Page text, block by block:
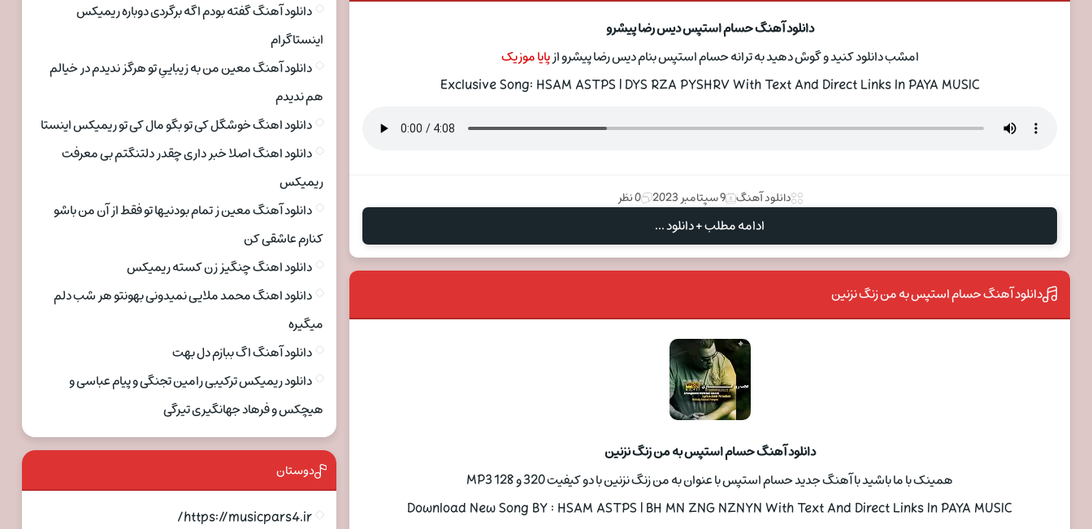
دانلود آهنگ حسام استپس دیس رضا پیشرو
امشب دانلود کنید و گوش دهید به ترانه حسام استپس بنام دیس رضا پیشرو ازپایا موزیک
Exclusive Song: HSAM ASTPS | DYS RZA PYSHRV With Text And Direct Links In PAYA MUSIC
دانلود آهنگ 9 سپتامبر 2023 0 نظر
ادامه مطلب + دانلود ...
دانلود آهنگ حسام استپس به من زنگ نزنین
دانلود آهنگ حسام استپس به من زنگ نزنین
همینک با ما باشید با آهنگ جدید حسام استپس با عنوان به من زنگ نزنین با دو کیفیت 320 و 128 MP3
Download New Song BY : HSAM ASTPS | BH MN ZNG NZNYN With Text And Direct Links In PAYA MUSIC
دانلود آهنگ گفته بودم اگه برگردی دوباره ریمیکس
اینستاگرام
دانلود آهنگ معین من به زیباییِ تو هرگز ندیدم در خیالم
هم ندیدم
دانلود اهنگ خوشگل کی تو بگو مال کی تو ریمیکس اینستا
دانلود اهنگ اصلا خبر داری چقدر دلتنگتم بی معرفت
ریمیکس
دانلود آهنگ معین ز تمام بودنیها تو فقط از آن من باشو
کنارم عاشقی کن
دانلود اهنگ چنگیز زن کسته ریمیکس
دانلود اهنگ محمد ملایی نمیدونی بهونتو هر شب دلم
میگیره
دانلود آهنگ اگ ببازم دل بهت
دانلود ریمیکس ترکیبی رامین تجنگی و پیام عباسی و
هیچکس و فرهاد جهانگیری تیرگی
دوستان
https://musicpars4.ir/